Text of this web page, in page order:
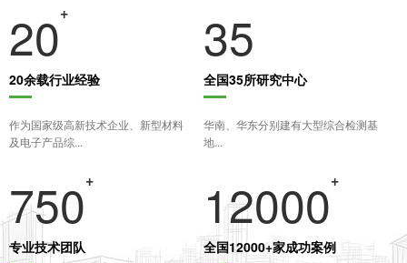
20+
20余载行业经验
作为国家级高新技术企业、新型材料
及电子产品综...
35
全国35所研究中心
华南、华东分别建有大型综合检测基
地...
750+
专业技术团队
12000+
全国12000+家成功案例